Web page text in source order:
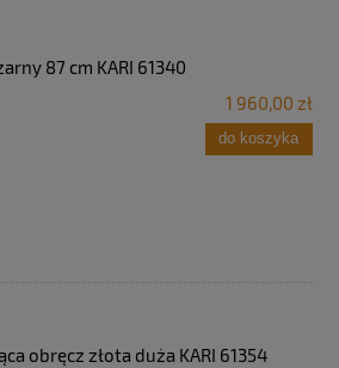
87 cm KARI 61340
1 960,00 zł
do koszyka
obręcz złota duża KARI 61354